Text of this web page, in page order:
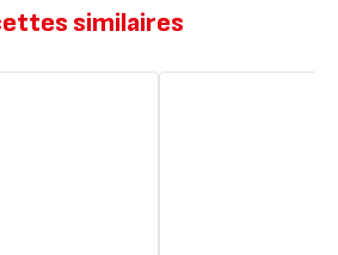
similaires